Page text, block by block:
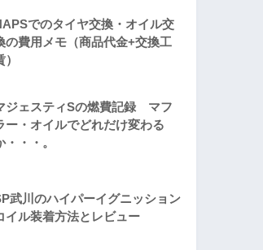
でのタイヤ交換・オイル交
の費用メモ（商品代金+交換工
）
ジェスティSの燃費記録 マフ
ー・オイルでどれだけ変わる
・・・。
武川のハイパーイグニッション
イル装着方法とレビュー